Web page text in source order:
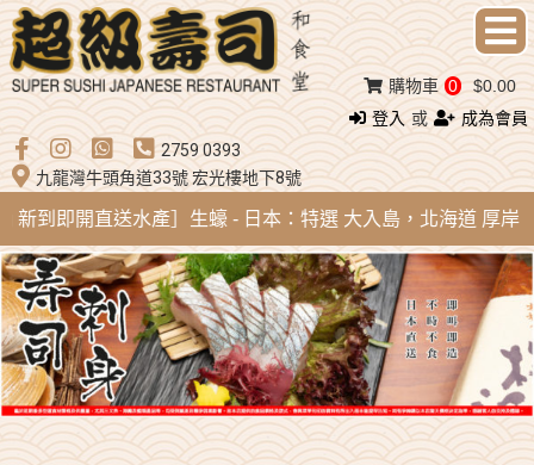
登入 或
成為會員
2759 0393
九龍灣牛頭角道33號 宏光樓地下8號
購物車 0 $0.00
到即開直送水產］生蠔 - 日本：特選 大入島，北海道 厚岸，